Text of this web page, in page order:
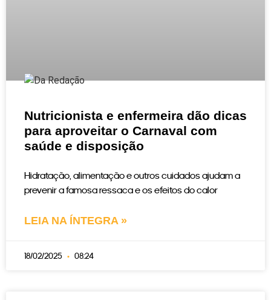
Nutricionista e enfermeira dão dicas
para aproveitar o Carnaval com
saúde e disposição
Hidratação, alimentação e outros cuidados ajudam a
prevenir a famosa ressaca e os efeitos do calor
LEIA NA ÍNTEGRA »
18/02/2025 08:24